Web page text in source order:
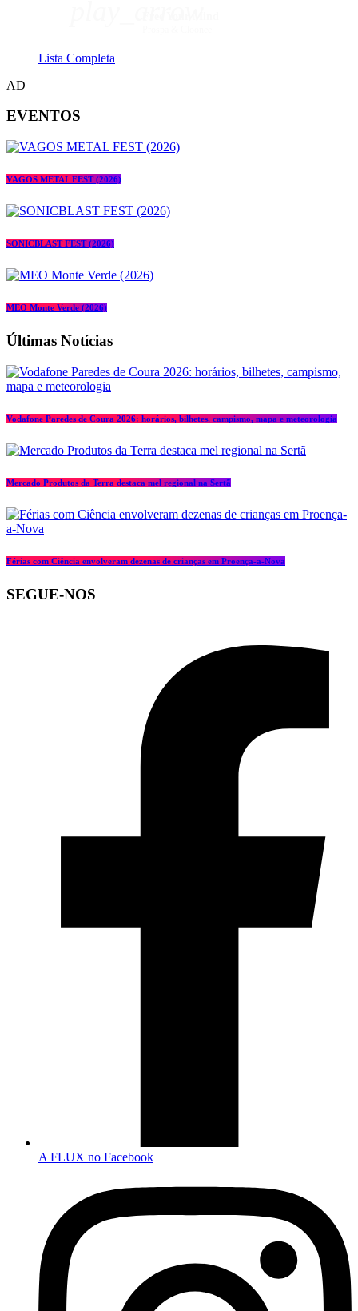
Lista Completa
AD
EVENTOS
VAGOS METAL FEST (2026)
SONICBLAST FEST (2026)
MEO Monte Verde (2026)
Últimas Notícias
Vodafone Paredes de Coura 2026: horários, bilhetes, campismo, mapa e meteorologia
Mercado Produtos da Terra destaca mel regional na Sertã
Férias com Ciência envolveram dezenas de crianças em Proença-a-Nova
SEGUE-NOS
A FLUX no Facebook